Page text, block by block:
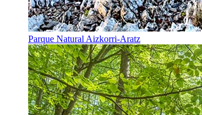
Parque Natural Aizkorri-Aratz